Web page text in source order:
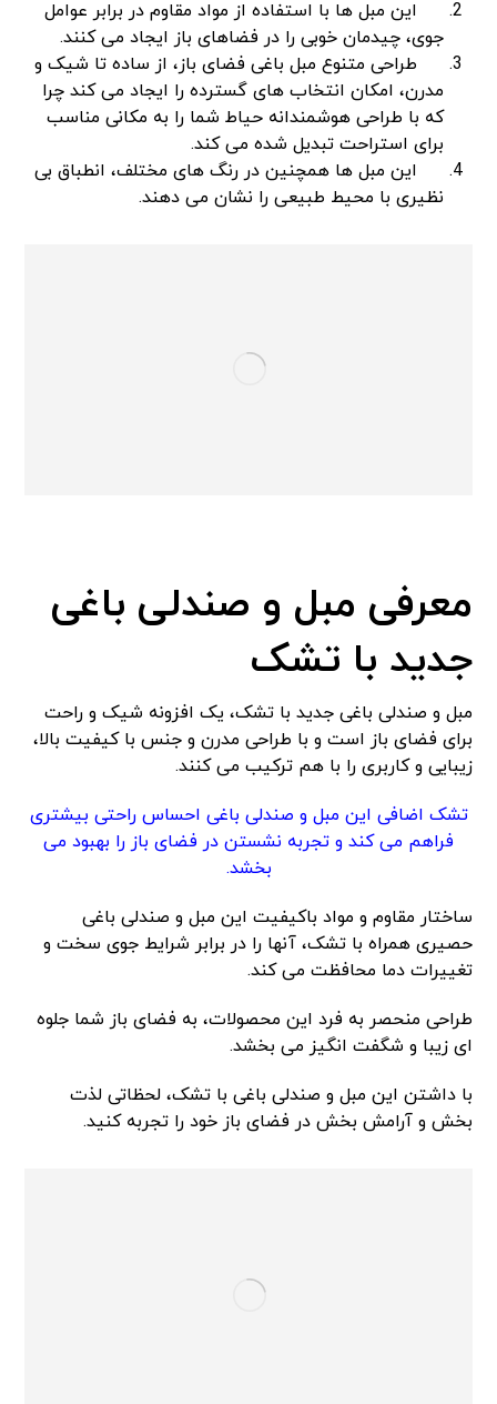
این مبل ها با استفاده از مواد مقاوم در برابر عوامل
جوی، چیدمان خوبی را در فضاهای باز ایجاد می کنند.
طراحی متنوع مبل باغی فضای باز، از ساده تا شیک و
مدرن، امکان انتخاب های گسترده را ایجاد می کند چرا
که با طراحی هوشمندانه حیاط شما را به مکانی مناسب
برای استراحت تبدیل شده می‌ کند.
این مبل ها همچنین در رنگ های مختلف، انطباق بی
نظیری با محیط طبیعی را نشان می دهند.
معرفی مبل و صندلی باغی
جدید با تشک
مبل و صندلی باغی جدید با تشک، یک افزونه شیک و راحت
برای فضای باز است و با طراحی مدرن و جنس با کیفیت بالا،
زیبایی و کاربری را با هم ترکیب می کنند.
تشک اضافی این مبل و صندلی‌ باغی احساس راحتی بیشتری
فراهم می کند و تجربه نشستن در فضای باز را بهبود می
بخشد.
ساختار مقاوم و مواد باکیفیت این مبل و صندلی باغی
حصیری همراه با تشک، آنها را در برابر شرایط جوی سخت و
تغییرات دما محافظت می کند.
طراحی منحصر به فرد این محصولات، به فضای باز شما جلوه
ای زیبا و شگفت انگیز می بخشد.
با داشتن این مبل و صندلی باغی با تشک، لحظاتی لذت
بخش و آرامش بخش در فضای باز خود را تجربه کنید.